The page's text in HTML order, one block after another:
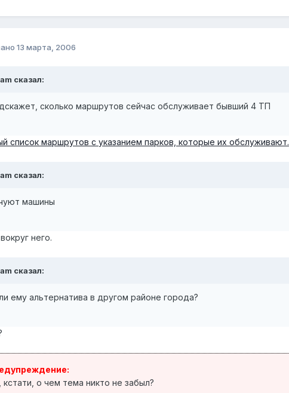
13 марта, 2006
сказал:
сколько маршрутов сейчас обслуживает бывший 4 ТП
список маршрутов с указанием парков, которые их обслуживают.
сказал:
машины
него.
сказал:
ему альтернатива в другом районе города?
кстати, о чем тема никто не забыл?